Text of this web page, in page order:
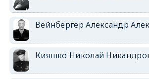
Вейнбергер Александр
Кияшко Николай